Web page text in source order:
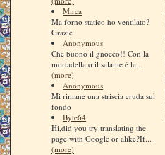
Mirca
Ma forno statico ho ventilato?
Grazie
Anonymous
Che buono il gnocco!! Con la
mortadella o il salame è la...
(more)
Anonymous
Mi rimane una striscia cruda sul
fondo
Byte64
Hi,did you try translating the
page with Google or alike?If...
(more)